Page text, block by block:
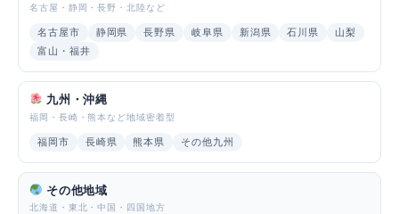
名古屋・静岡・長野・北陸など
名古屋市 静岡県 長野県 岐阜県 新潟県 石川県
山梨
富山・福井
九州・沖縄
福岡・長崎・熊本など地域密着型
福岡市 長崎県 熊本県 その他九州
その他地域
北海道・東北・中国・四国地方